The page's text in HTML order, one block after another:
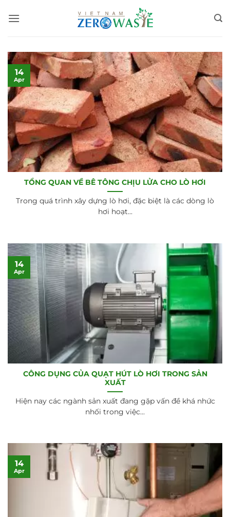
TỔNG QUAN VỀ BÊ TÔNG CHỊU LỬA CHO LÒ HƠI
Trong quá trình xây dựng lò hơi, đặc biệt là các dòng lò
hơi hoạt...
14
Apr
CÔNG DỤNG CỦA QUẠT HÚT LÒ HƠI TRONG SẢN
XUẤT
Hiện nay các ngành sản xuất đang gặp vấn đề khá nhức
nhối trong việc...
14
Apr
14
Apr